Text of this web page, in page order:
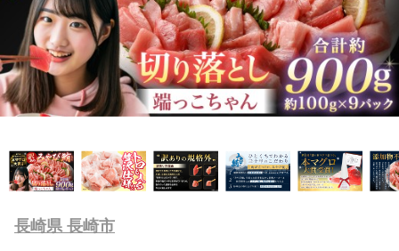
長崎県 長崎市